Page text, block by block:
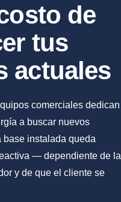
de
tus
actuales
comerciales dedican
a buscar nuevos
base instalada queda
— dependiente de la
y de que el cliente se